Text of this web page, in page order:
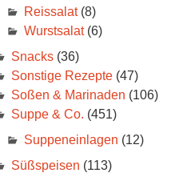
Reissalat(8)
Wurstsalat(6)
Snacks(36)
Sonstige Rezepte(47)
Soßen & Marinaden (106)
Suppe & Co. (451)
Suppeneinlagen (12)
Süßspeisen (113)